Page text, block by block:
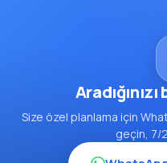
Aradığınızı
Size özel planlama için
geçin, 7/